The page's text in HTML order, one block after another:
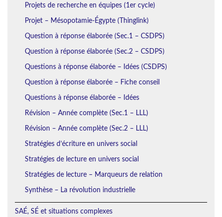
Projets de recherche en équipes (1er cycle)
Projet – Mésopotamie-Égypte (Thinglink)
Question à réponse élaborée (Sec.1 – CSDPS)
Question à réponse élaborée (Sec.2 – CSDPS)
Questions à réponse élaborée – Idées (CSDPS)
Question à réponse élaborée – Fiche conseil
Questions à réponse élaborée – Idées
Révision – Année complète (Sec.1 – LLL)
Révision – Année complète (Sec.2 – LLL)
Stratégies d’écriture en univers social
Stratégies de lecture en univers social
Stratégies de lecture – Marqueurs de relation
Synthèse – La révolution industrielle
SAÉ, SÉ et situations complexes